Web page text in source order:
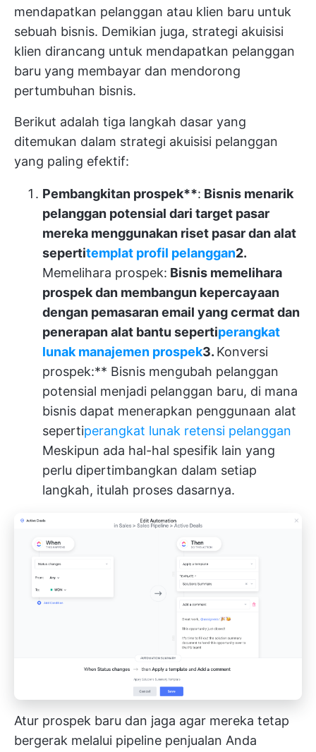
mendapatkan pelanggan atau klien baru untuk
sebuah bisnis. Demikian juga, strategi akuisisi
klien dirancang untuk mendapatkan pelanggan
baru yang membayar dan mendorong
pertumbuhan bisnis.
Berikut adalah tiga langkah dasar yang
ditemukan dalam strategi akuisisi pelanggan
yang paling efektif:
Pembangkitan prospek**: Bisnis menarik
pelanggan potensial dari target pasar
mereka menggunakan riset pasar dan alat
sepertitemplat profil pelanggan2.
Memelihara prospek: Bisnis memelihara
prospek dan membangun kepercayaan
dengan pemasaran email yang cermat dan
penerapan alat bantu sepertiperangkat
lunak manajemen prospek3. Konversi
prospek:** Bisnis mengubah pelanggan
potensial menjadi pelanggan baru, di mana
bisnis dapat menerapkan penggunaan alat
sepertiperangkat lunak retensi pelanggan
Meskipun ada hal-hal spesifik lain yang
perlu dipertimbangkan dalam setiap
langkah, itulah proses dasarnya.
Atur prospek baru dan jaga agar mereka tetap
bergerak melalui pipeline penjualan Anda